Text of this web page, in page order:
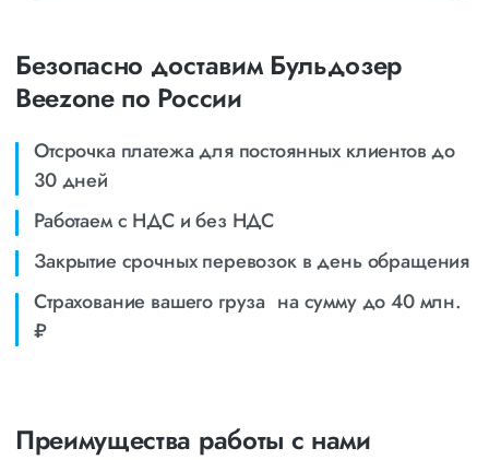
Безопасно доставим Бульдозер
Beezone по России
Отсрочка платежа для постоянных клиентов до
30 дней
Работаем с НДС и без НДС
Закрытие срочных перевозок в день обращения
Страхование вашего груза на сумму до 40 млн.
₽
Преимущества работы с нами